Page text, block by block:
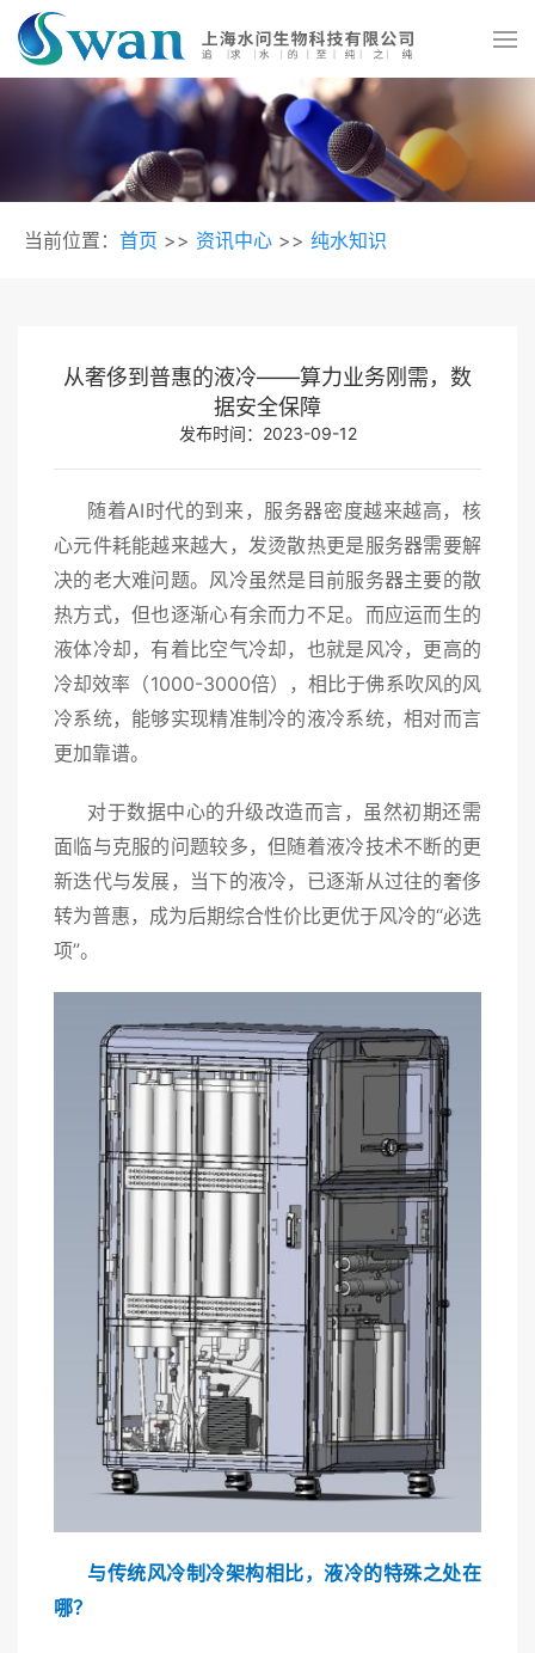
当前位置： 首页 >> 资讯中心 >> 纯水知识
从奢侈到普惠的液冷——算力业务刚需，数
据安全保障
发布时间：2023-09-12
随着AI时代的到来，服务器密度越来越高，核
心元件耗能越来越大，发烫散热更是服务器需要解
决的老大难问题。风冷虽然是目前服务器主要的散
热方式，但也逐渐心有余而力不足。而应运而生的
液体冷却，有着比空气冷却，也就是风冷，更高的
冷却效率（1000-3000倍），相比于佛系吹风的风
冷系统，能够实现精准制冷的液冷系统，相对而言
更加靠谱。
对于数据中心的升级改造而言，虽然初期还需
面临与克服的问题较多，但随着液冷技术不断的更
新迭代与发展，当下的液冷，已逐渐从过往的奢侈
转为普惠，成为后期综合性价比更优于风冷的“必选
项”。
与传统风冷制冷架构相比，液冷的特殊之处在
哪？